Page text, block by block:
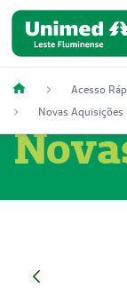
Acesso
Novas Aquisições